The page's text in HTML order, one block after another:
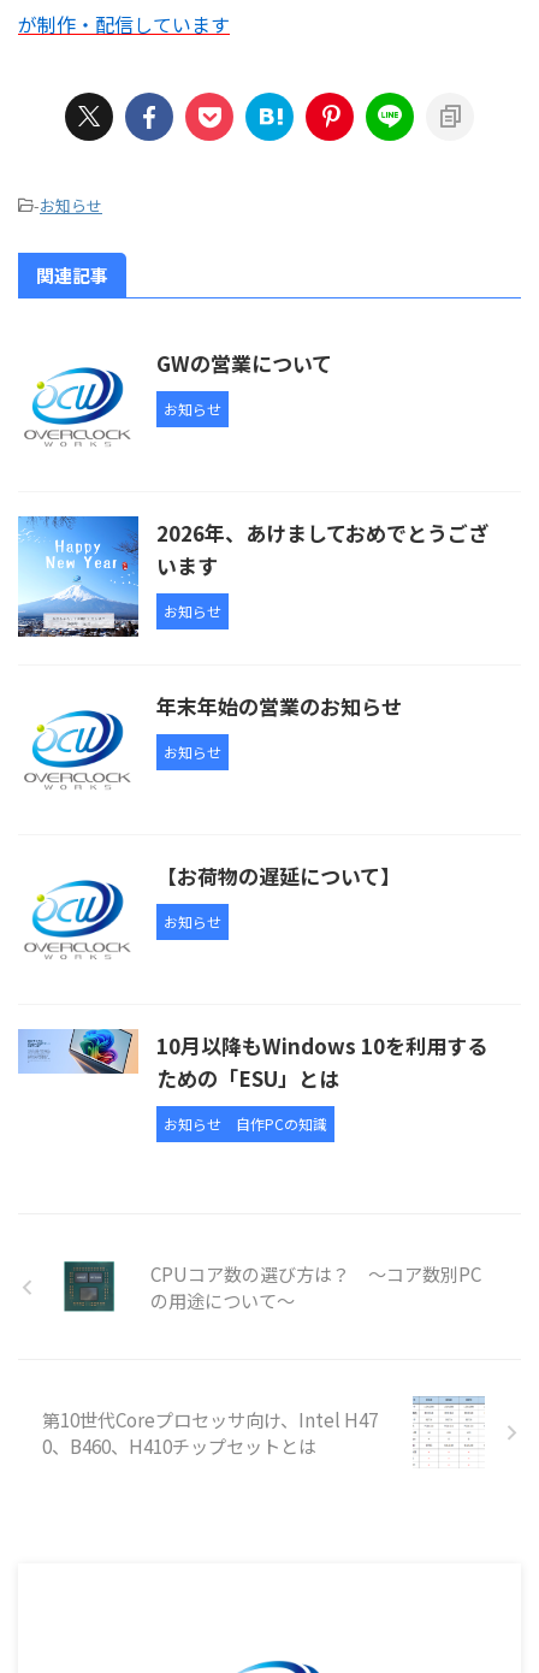
が制作・配信しています
-お知らせ
関連記事
GWの営業について
お知らせ
2026年、あけましておめでとうござ
います
お知らせ
年末年始の営業のお知らせ
お知らせ
【お荷物の遅延について】
お知らせ
10月以降もWindows 10を利用する
ための「ESU」とは
お知らせ 自作PCの知識
CPUコア数の選び方は？ ～コア数別PC
の用途について～
第10世代Coreプロセッサ向け、Intel H47
0、B460、H410チップセットとは